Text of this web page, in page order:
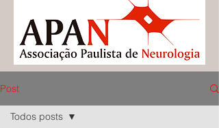
Post
Todos posts